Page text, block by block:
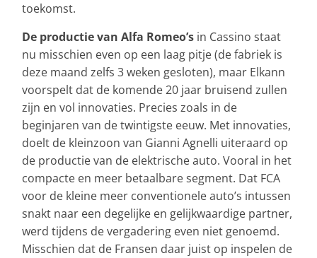
toekomst.
De productie van Alfa Romeo’s in Cassino staat
nu misschien even op een laag pitje (de fabriek is
deze maand zelfs 3 weken gesloten), maar Elkann
voorspelt dat de komende 20 jaar bruisend zullen
zijn en vol innovaties. Precies zoals in de
beginjaren van de twintigste eeuw. Met innovaties,
doelt de kleinzoon van Gianni Agnelli uiteraard op
de productie van de elektrische auto. Vooral in het
compacte en meer betaalbare segment. Dat FCA
voor de kleine meer conventionele auto’s intussen
snakt naar een degelijke en gelijkwaardige partner,
werd tijdens de vergadering even niet genoemd.
Misschien dat de Fransen daar juist op inspelen de